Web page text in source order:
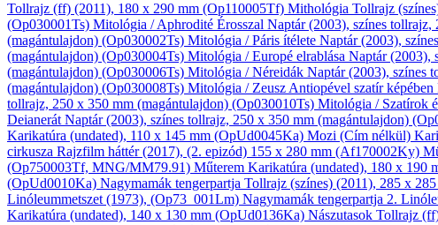
Tollrajz (ff) (2011), 180 x 290 mm (Op110005Tf) Mithológia Tollrajz
(Op030001Ts) Mitológia / Aphrodité Érosszal Naptár(2003), színes tollrajz,
(magántulajdon) (Op030002Ts) Mitológia / Páris ítélete Naptár(2003),
(magántulajdon) (Op030004Ts) Mitológia / Europé elrablása Naptár(2003),
(magántulajdon) (Op030006Ts) Mitológia / Néreidák Naptár(2003), színes
(magántulajdon) (Op030008Ts) Mitológia / Zeusz Antiopével szatír képében
tollrajz, 250 x 350 mm (magántulajdon) (Op030010Ts) Mitológia / Szatírok
Deianerát Naptár(2003), színes tollrajz, 250 x 350 mm (magántulajdon)
Karikatúra (undated), 110 x 145 mm (OpUd0045Ka) Mozi (Cím nélkül)
cirkusza Rajzfilm háttér(2017), (2. epizód) 155 x 280 mm (Af170002Ky)
(Op750003Tf, MNG/MM79.91) Műterem Karikatúra (undated), 180 x 190
(OpUd0010Ka) Nagymamák tengerpartja Tollrajz (színes) (2011), 285 x
Linóleum­metszet (1973), (Op73_001Lm) Nagymamák tengerpartja 2.
Karikatúra (undated), 140 x 130 mm (OpUd0136Ka) Nászutasok Tollrajz